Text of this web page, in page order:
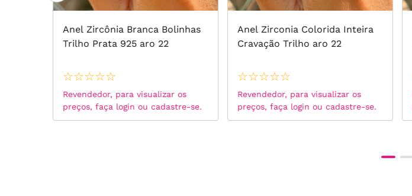
Anel Zircônia Branca Bolinhas
Trilho Prata 925 aro 22
☆☆☆☆☆
Revendedor, para visualizar os
preços, faça login ou cadastre-se.
Anel Zirconia Colorida Inteira
Cravação Trilho aro 22
☆☆☆☆☆
Revendedor, para visualizar os
preços, faça login ou cadastre-se.